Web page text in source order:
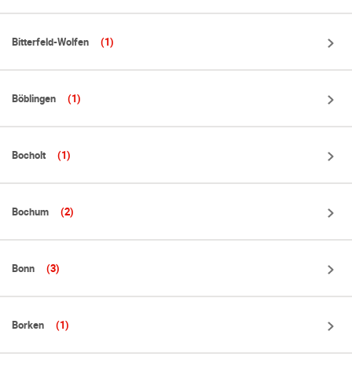
Bitterfeld-Wolfen (1)
Böblingen (1)
Bocholt (1)
Bochum (2)
Bonn (3)
Borken (1)